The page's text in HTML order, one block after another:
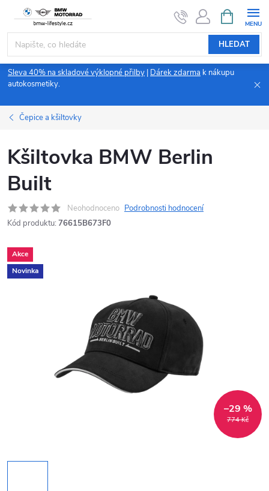
obsah
HLEDAT
NÁKUPNÍ
KOŠÍK
Sleva 40% na skladové výklopné přilby Dárek zdarma k nákupu
autokosmetiky.
Čepice a kšiltovky
Kšiltovka BMW Berlin
Built
Neohodnoceno Podrobnosti hodnocení
Kód produktu: 76615B673F0
Akce
Novinka
774 Kč
–29 %